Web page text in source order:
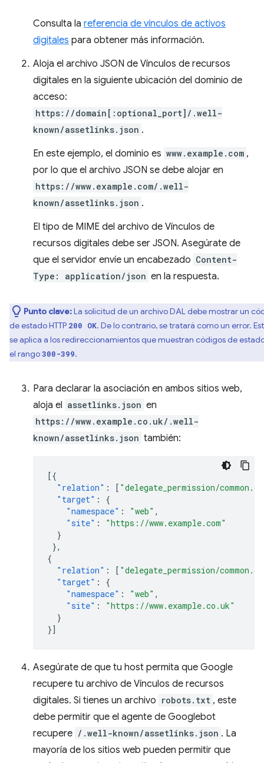
Consulta la referencia de vínculos de activos
digitales para obtener más información.
Aloja el archivo JSON de Vínculos de recursos
digitales en la siguiente ubicación del dominio de
acceso:
https://domain[:optional_port]/.well-
known/assetlinks.json .
En este ejemplo, el dominio es www.example.com ,
por lo que el archivo JSON se debe alojar en
https://www.example.com/.well-
known/assetlinks.json .
El tipo de MIME del archivo de Vínculos de
recursos digitales debe ser JSON. Asegúrate de
que el servidor envíe un encabezado Content-
Type: application/json en la respuesta.
Punto clave:La solicitud de un archivo DAL debe mostrar un
de estado HTTP 200 OK. De lo contrario, se tratará como un error.
se aplica a los redireccionamientos que muestran códigos de
el rango300-399.
Para declarar la asociación en ambos sitios web,
aloja el assetlinks.json en
https://www.example.co.uk/.well-
known/assetlinks.json también:
[{
"relation" : [ "delegate_permission/
"target" :
{
"namespace" : "web" ,
"site" :
"https://www.example.com"
}
},
{
"relation" : [ "delegate_permission/
"target" :
{
"namespace" : "web" ,
"site" :
"https://www.example.co.uk"
}
}]
Asegúrate de que tu host permita que Google
recupere tu archivo de Vínculos de recursos
digitales. Si tienes un archivo robots.txt , este
debe permitir que el agente de Googlebot
recupere /.well-known/assetlinks.json . La
mayoría de los sitios web pueden permitir que